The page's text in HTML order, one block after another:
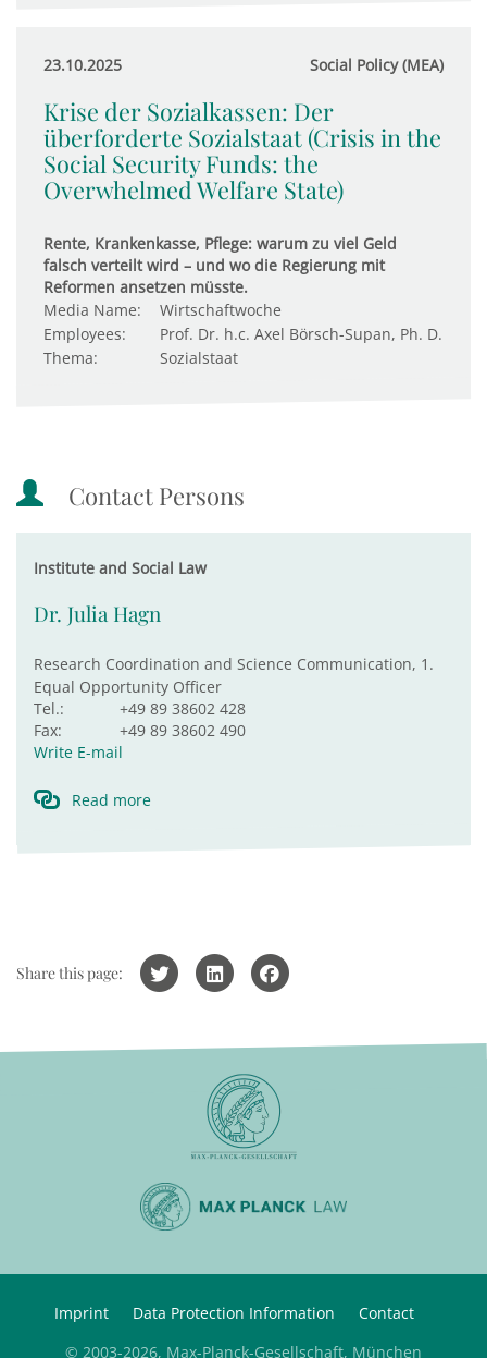
23.10.2025 Social Policy (MEA)
Krise der Sozialkassen: Der
überforderte Sozialstaat (Crisis in the
Social Security Funds: the
Overwhelmed Welfare State)
Rente, Krankenkasse, Pflege: warum zu viel Geld
falsch verteilt wird – und wo die Regierung mit
Reformen ansetzen müsste.
Media Name:
Wirtschaftwoche
Employees:
Prof. Dr. h.c. Axel Börsch-Supan, Ph. D.
Thema:
Sozialstaat
Contact Persons
Institute and Social Law
Dr. Julia Hagn
Research Coordination and Science Communication, 1.
Equal Opportunity Officer
Tel.:
+49 89 38602 428
Fax:
+49 89 38602 490
Write E-mail
Read more
Share this page:
Imprint Data Protection Information
Contact
© 2003-2026, Max-Planck-Gesellschaft, München